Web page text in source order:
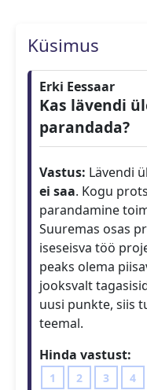
Küsimus
Erki Eessaar
Kas lävendi
parandada?
Vastus: Lävendi
ei saa. Kogu
parandamine
Suuremas osas
iseseisva töö
peaks olema
jooksvalt
uusi punkte, siis
teemal.
Hinda vastust:
1 2 3 4